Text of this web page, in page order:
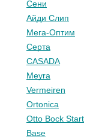
Сени
Айди Слип
Мега-Оптим
Серта
CASADA
Meyra
Vermeiren
Ortonica
Otto Bock Start
Base